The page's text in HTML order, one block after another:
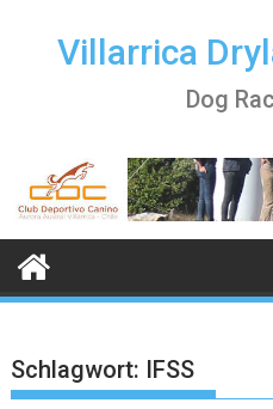
Villarrica
Dog
Schlagwort: IFSS